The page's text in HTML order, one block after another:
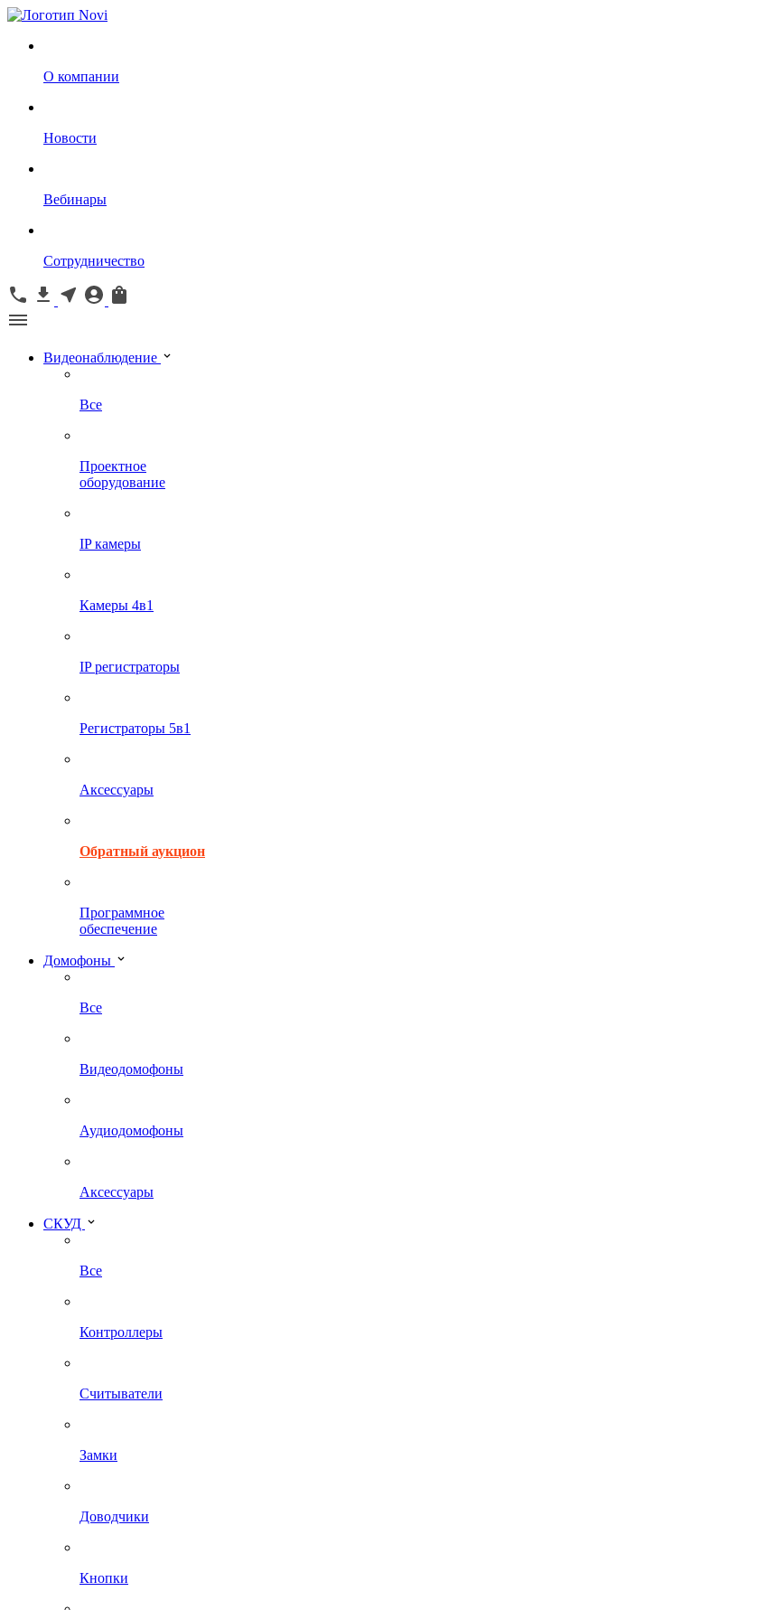
О компании
Новости
Вебинары
Сотрудничество
Видеонаблюдение
Все
Проектное
оборудование
IP камеры
Камеры 4в1
IP регистраторы
Регистраторы 5в1
Аксессуары
Обратный аукцион
Программное
обеспечение
Домофоны
Все
Видеодомофоны
Аудиодомофоны
Аксессуары
СКУД
Все
Контроллеры
Считыватели
Замки
Доводчики
Кнопки